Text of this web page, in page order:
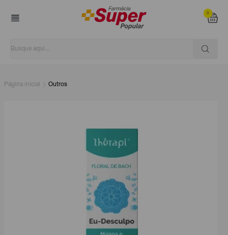
0
Página inicial Outros